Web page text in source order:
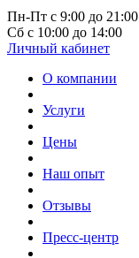
Пн-Пт с 9:00 до 21:00
Сб с 10:00 до 14:00
Личный кабинет
О компании
Услуги
Цены
Наш опыт
Отзывы
Пресс-центр